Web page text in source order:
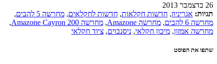
26 בדצמבר 2013
תגיות: אגריניוז, חדשות חקלאות, חדשות לחקלאים, מחרשה 5 להבים
,
מחרשה 6 להבים
, מחרשה Amazone , מחרשה Amazone Cayron 200
,
מחרשה אמזון, מיכון חקלאי, ניסנבוים, ציוד חקלאי
שתפו את הפוסט